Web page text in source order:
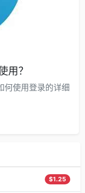
用？
何使用登录的详细
$1.25